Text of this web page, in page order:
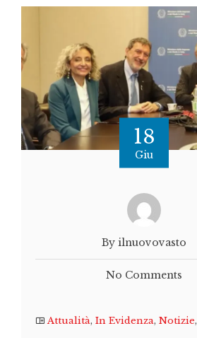
18
Giu
By ilnuovovasto
No Comments
Attualità, In Evidenza, Notizie,